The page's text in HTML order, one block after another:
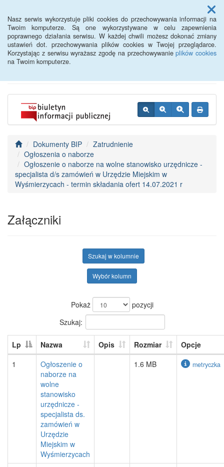
Nasz serwis wykorzystuje pliki cookies do przechowywania informacji na
Twoim komputerze. Są one wykorzystywane w celu zapewnienia
poprawnego działania serwisu. W każdej chwili możesz dokonać zmiany
ustawień dot. przechowywania plików cookies w Twojej przeglądarce.
Korzystając z serwisu wyrażasz zgodę na przechowywanieplików cookies
na Twoim komputerze.
Menu
BIP - Urząd Miejski
Wyśmierzyce
Dokumenty BIP
Zatrudnienie
Ogłoszenia o naborze
Ogłoszenie o naborze na wolne stanowisko urzędnicze -
specjalista d/s zamówień w Urzędzie Miejskim w
Wyśmierzycach - termin składania ofert 14.07.2021 r
Załączniki
Szukaj w kolumnie
Wybór kolumn
Pokaż
pozycji
Szukaj:
Lp Nazwa Opis Rozmiar
Opcje
1
Ogłoszenie o
naborze na
wolne
stanowisko
urzędnicze -
specjalista ds.
zamówień w
Urzędzie
Miejskim w
Wyśmierzycach
1.6 MB metryczka